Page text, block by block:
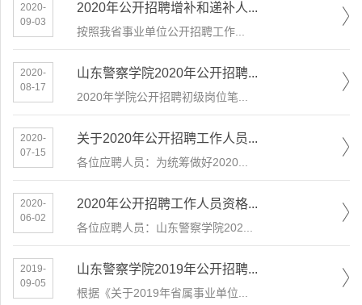
2020-
09-03
2020年公开招聘增补和递补人...
按照我省事业单位公开招聘工作...
2020-
08-17
山东警察学院2020年公开招聘...
2020年学院公开招聘初级岗位笔...
2020-
07-15
关于2020年公开招聘工作人员...
各位应聘人员：为统筹做好2020...
2020-
06-02
2020年公开招聘工作人员资格...
各位应聘人员：山东警察学院202...
2019-
09-05
山东警察学院2019年公开招聘...
根据《关于2019年省属事业单位...